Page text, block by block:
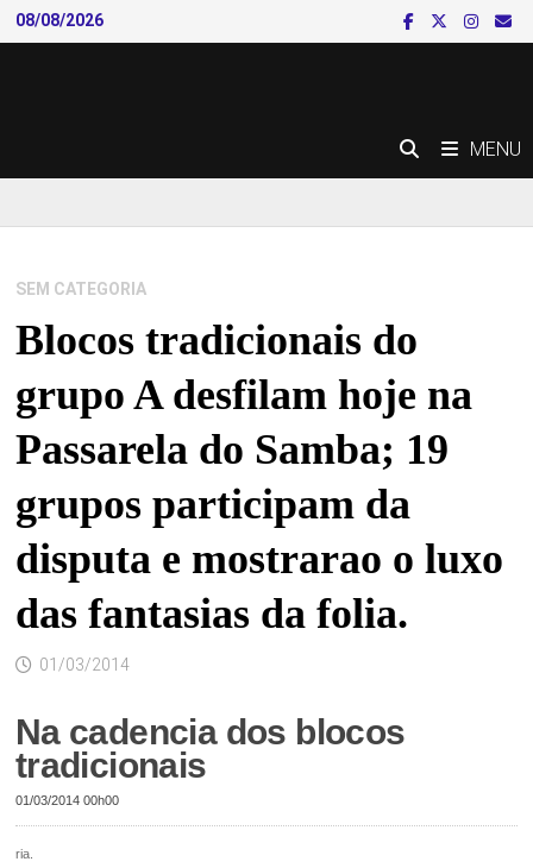
Skip
to
08/08/2026
MENU
SEM CATEGORIA
Blocos tradicionais do
grupo A desfilam hoje na
Passarela do Samba; 19
grupos participam da
disputa e mostrarao o luxo
das fantasias da folia.
01/03/2014
Na cadencia dos blocos
tradicionais
01/03/2014 00h00
ria.